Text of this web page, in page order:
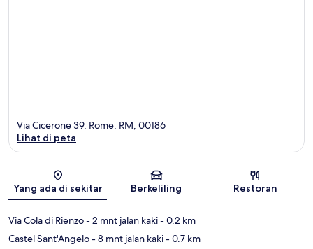
Peta
Via Cicerone 39, Rome, RM, 00186
Lihat di peta
Yang ada di sekitar Berkeliling Restoran
Via Cola di Rienzo- 2 mnt jalan kaki- 0.2 km
Castel Sant'Angelo- 8 mnt jalan kaki- 0.7 km